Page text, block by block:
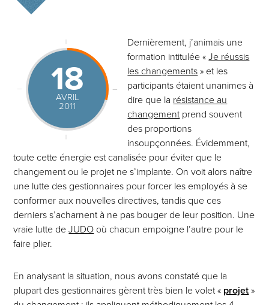
18
AVRIL
2011
Dernièrement, j’animais une
formation intitulée «Je réussis
les changements » et les
participants étaient unanimes à
dire que la résistance au
changementprend souvent
des proportions
insoupçonnées. Évidemment,
toute cette énergie est canalisée pour éviter que le
changement ou le projet ne s’implante. On voit alors naître
une lutte des gestionnaires pour forcer les employés à se
conformer aux nouvelles directives, tandis que ces
derniers s’acharnent à ne pas bouger de leur position. Une
vraie lutte deJUDO où chacun empoigne l’autre pour le
faire plier.
En analysant la situation, nous avons constaté que la
plupart des gestionnaires gèrent très bien le volet « projet »